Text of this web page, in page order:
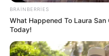
73
BRAINBERRIES
What Happened To Laura San
Today!